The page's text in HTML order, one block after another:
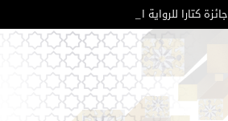
جائزة كتارا للرواية العربية – الدورة 11